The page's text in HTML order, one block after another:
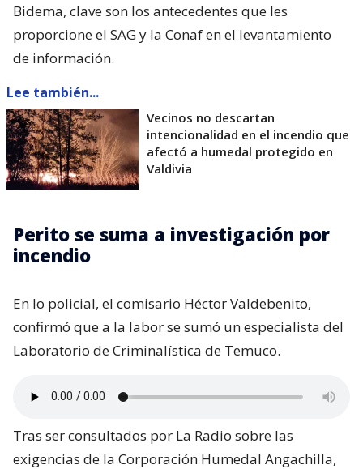
Bidema, clave son los antecedentes que les
proporcione el SAG y la Conaf en el levantamiento
de información.
Lee también...
Vecinos no descartan
intencionalidad en el incendio que
afectó a humedal protegido en
Valdivia
Perito se suma a investigación por
incendio
En lo policial, el comisario Héctor Valdebenito,
confirmó que a la labor se sumó un especialista del
Laboratorio de Criminalística de Temuco.
Tras ser consultados por La Radio sobre las
exigencias de la Corporación Humedal Angachilla,